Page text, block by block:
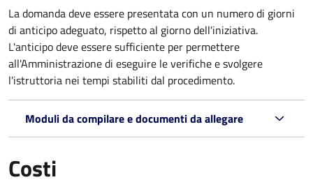
La domanda deve essere presentatacon un numero di giorni
di anticipo adeguato, rispetto al giorno dell'iniziativa.
L'anticipo deve essere sufficiente per permettere
all'Amministrazione di eseguire le verifiche e svolgere
l'istruttoria nei tempi stabiliti dal procedimento.
Moduli da compilare e documenti da allegare
Costi